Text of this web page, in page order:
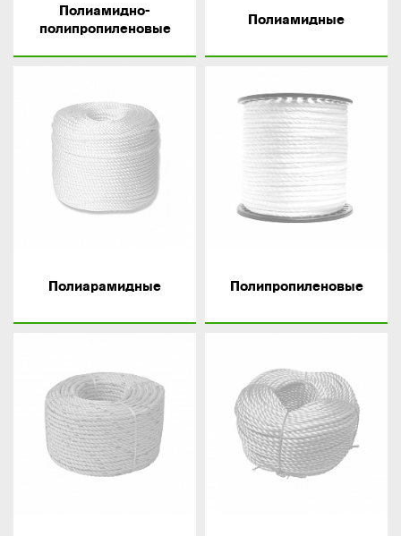
Полиамидно-
полипропиленовые
Полиамидные
Полиарамидные Полипропиленовые